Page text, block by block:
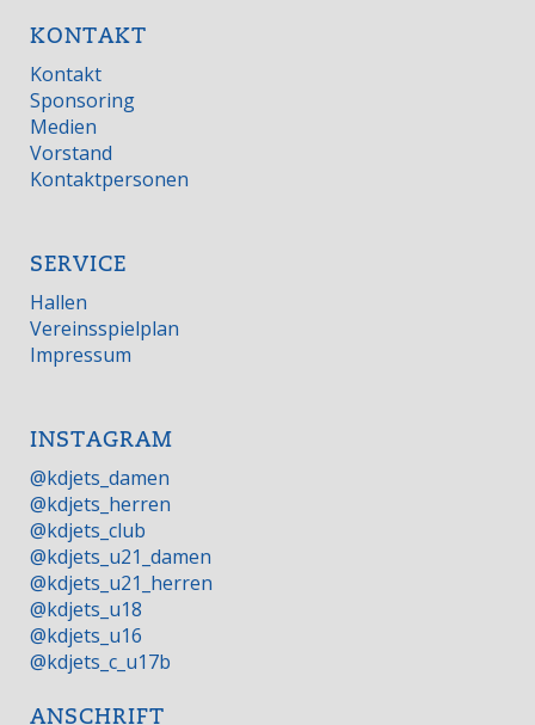
KONTAKT
Kontakt
Sponsoring
Medien
Vorstand
Kontaktpersonen
SERVICE
Hallen
Vereinsspielplan
Impressum
INSTAGRAM
@kdjets_damen
@kdjets_herren
@kdjets_club
@kdjets_u21_damen
@kdjets_u21_herren
@kdjets_u18
@kdjets_u16
@kdjets_c_u17b
ANSCHRIFT